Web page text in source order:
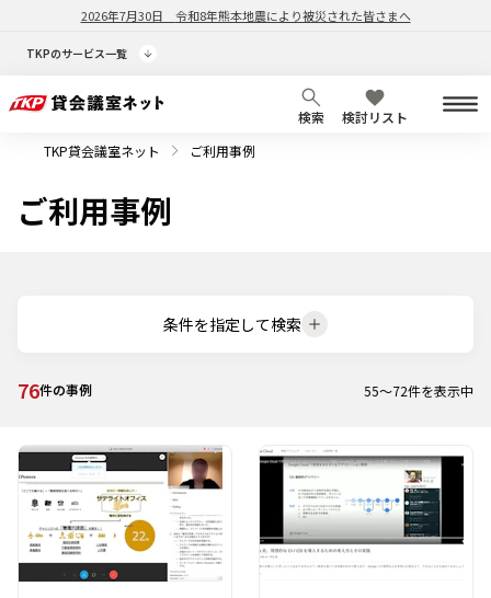
2026年7月30日 令和8年熊本地震により被災された皆さまへ
TKPのサービス一覧
検索
検討リスト
TKP貸会議室ネット
ご利用事例
ご利用事例
条件を指定して検索
76件の事例 55～72件を表示中